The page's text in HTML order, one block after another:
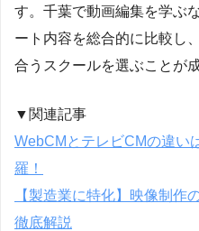
す。千葉で動画編集を学ぶ
ート内容を総合的に比較し
合うスクールを選ぶことが
▼関連記事
WebCMとテレビCMの違い
羅！
【製造業に特化】映像制作
徹底解説